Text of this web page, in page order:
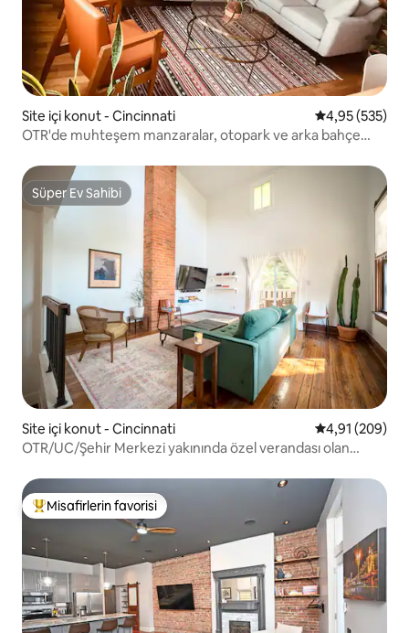
Site içi konut - Cincinnati 5 üzerinden
4,95 (535)
OTR'de muhteşem manzaralar, otopark ve arka bahçe
Süper Ev Sahibi
Süper Ev Sahibi
Site içi konut - Cincinnati 5 üzerinden
4,91 (209)
OTR/UC/Şehir Merkezi yakınında özel verandası olan
Misafirlerin favorilerinden en beğenilenler arasında
Misafirlerin favorisi